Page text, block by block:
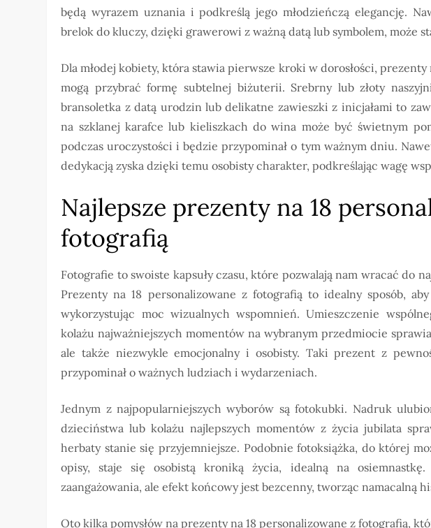
będą wyrazem uznania i podkreślą jego młodzieńczą elegancję.
brelok do kluczy, dzięki grawerowi z ważną datą lub symbolem, może
Dla młodej kobiety, która stawia pierwsze kroki w dorosłości,
mogą przybrać formę subtelnej biżuterii. Srebrny lub złoty
bransoletka z datą urodzin lub delikatne zawieszki z inicjałami to
na szklanej karafce lub kieliszkach do wina może być świetnym
podczas uroczystości i będzie przypominał o tym ważnym dniu.
dedykacją zyska dzięki temu osobisty charakter, podkreślając wagę
Najlepsze prezenty na 18
fotografią
Fotografie to swoiste kapsuły czasu, które pozwalają nam wracać do
Prezenty na 18 personalizowane z fotografią to idealny sposób,
wykorzystując moc wizualnych wspomnień. Umieszczenie
kolażu najważniejszych momentów na wybranym przedmiocie
ale także niezwykle emocjonalny i osobisty. Taki prezent z
przypominał o ważnych ludziach i wydarzeniach.
Jednym z najpopularniejszych wyborów są fotokubki. Nadruk
dzieciństwa lub kolażu najlepszych momentów z życia jubilata
herbaty stanie się przyjemniejsze. Podobnie fotoksiążka, do której
opisy, staje się osobistą kroniką życia, idealną na
zaangażowania, ale efekt końcowy jest bezcenny, tworząc namacalną
Oto kilka pomysłów na prezenty na 18 personalizowane z fotografią,